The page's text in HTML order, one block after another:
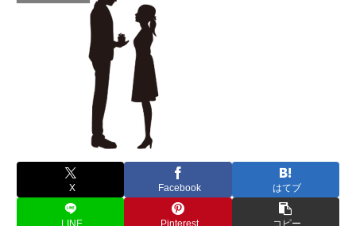
X Facebook はてブ